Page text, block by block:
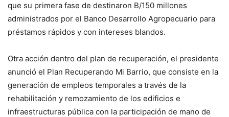
que su primera fase de destinaron B/150 millones
administrados por el Banco Desarrollo Agropecuario para
préstamos rápidos y con intereses blandos.
Otra acción dentro del plan de recuperación, el presidente
anunció el Plan Recuperando Mi Barrio, que consiste en la
generación de empleos temporales a través de la
rehabilitación y remozamiento de los edificios e
infraestructuras pública con la participación de mano de